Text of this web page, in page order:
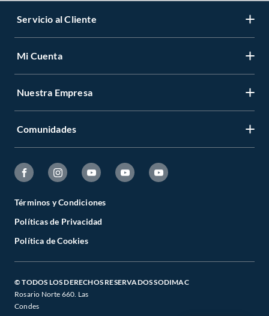
Servicio al Cliente
Mi Cuenta
Nuestra Empresa
Comunidades
Términos y Condiciones
Políticas de Privacidad
Política de Cookies
© TODOS LOS DERECHOS RESERVADOS SODIMAC
Rosario Norte 660. Las
Condes